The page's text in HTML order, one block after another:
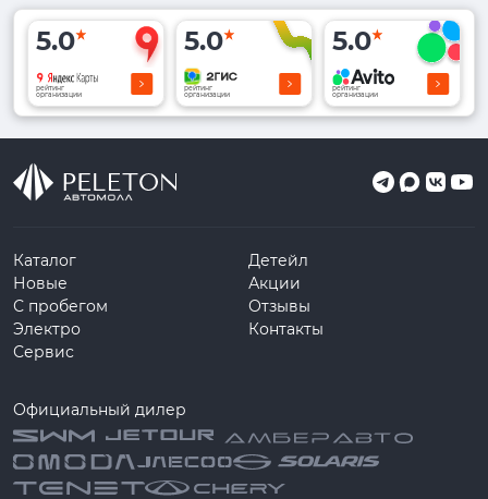
5.0
рейтинг
организации
5.0
рейтинг
организации
5.0
рейтинг
организации
Каталог
Новые
С пробегом
Электро
Сервис
Детейл
Акции
Отзывы
Контакты
Официальный дилер